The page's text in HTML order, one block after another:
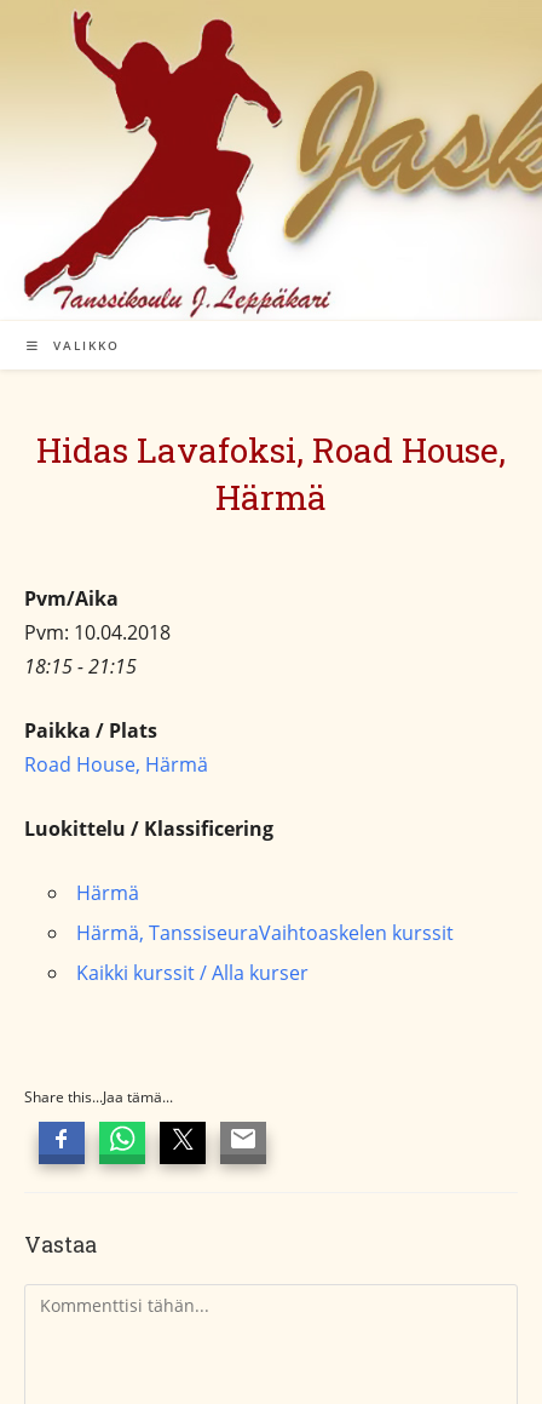
VALIKKO
Hidas Lavafoksi, Road House,
Härmä
Pvm/Aika
Pvm: 10.04.2018
18:15 - 21:15
Paikka / Plats
Road House, Härmä
Luokittelu / Klassificering
Härmä
Härmä, TanssiseuraVaihtoaskelen kurssit
Kaikki kurssit / Alla kurser
Share this...Jaa tämä...
Vastaa
Kommentti